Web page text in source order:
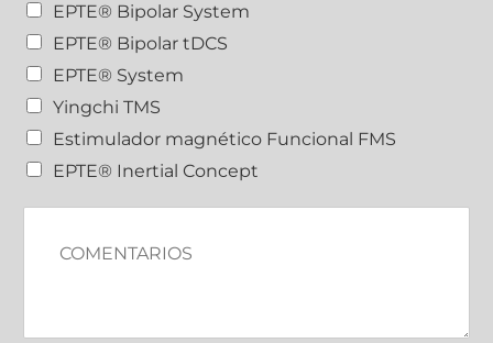
j
n
d
s
p
o
s
i
i
EPTE® Bipolar System
EPTE® Bipolar tDCS
EPTE® System
Yingchi TMS
Estimulador magnético Funcional FMS
EPTE® Inertial Concept